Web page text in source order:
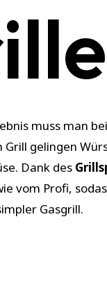
muss man
gelingen
Dank des
vom Profi,
Gasgrill.